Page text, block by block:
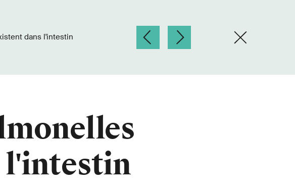
dans l'intestin
l'intestin